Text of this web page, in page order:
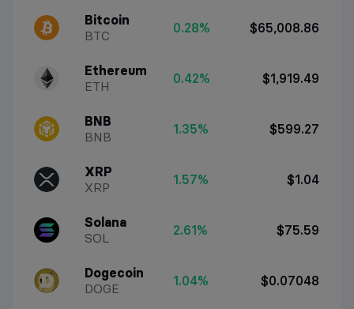
Bitcoin
BTC
0.28% $65,008.86
Ethereum
ETH
0.42% $1,919.49
BNB
BNB
1.35% $599.27
XRP
XRP
1.57% $1.04
Solana
SOL
2.61% $75.59
Dogecoin
DOGE
1.04% $0.07048